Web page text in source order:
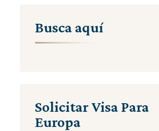
Busca aquí
Solicitar Visa Para
Europa